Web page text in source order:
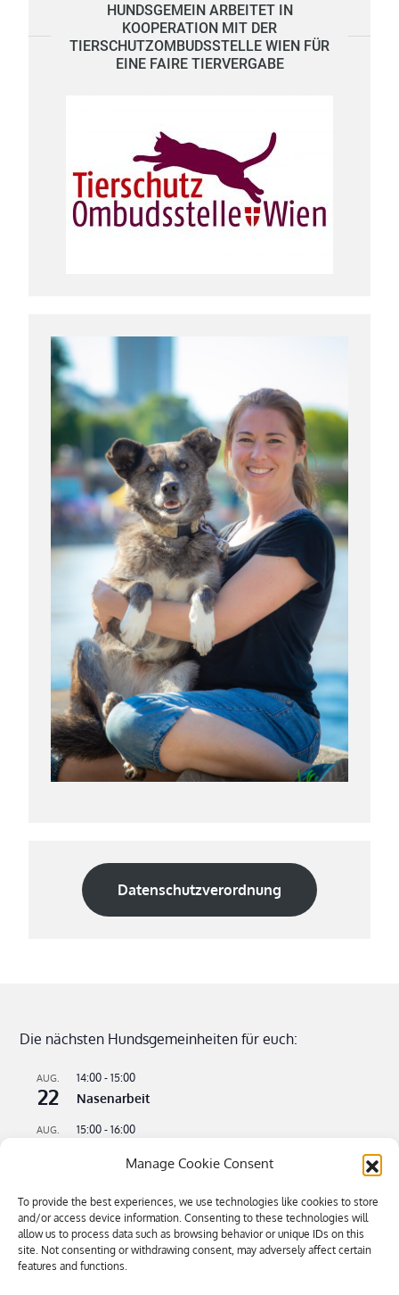
Manage Cookie Consent
To provide the best experiences, we use technologies like cookies to store
and/or access device information. Consenting to these technologies will
allow us to process data such as browsing behavior or unique IDs on this
site. Not consenting or withdrawing consent, may adversely affect certain
features and functions.
HUNDSGEMEIN ARBEITET IN
KOOPERATION MIT DER
TIERSCHUTZOMBUDSSTELLE WIEN FÜR
EINE FAIRE TIERVERGABE
Datenschutzverordnung
Die nächsten Hundsgemeinheiten für euch:
AUG.
22
14:00 -15:00
Nasenarbeit
AUG. 15:00 -16:00
23 Flusswandern – kühle Pfoten an heißen Tagen
SEP.
4
16:00- 18:30
Bitte kommen – Kommen auf Ruf Teil 3